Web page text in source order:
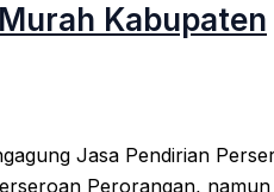
Kabupaten
Jasa Pendirian
Perorangan,